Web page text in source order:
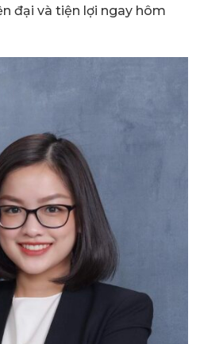
đại và tiện lợi ngay hôm